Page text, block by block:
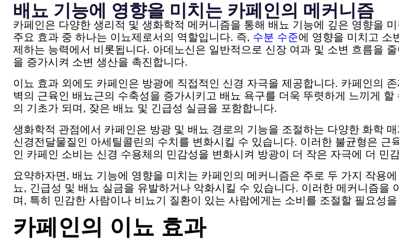
배뇨 기능에 영향을 미치는 카페인의 메커니즘
카페인은 다양한 생리적 및 생화학적 메커니즘을 통해 배뇨 기능에 깊은 영향을
주요 효과 중 하나는 이뇨제로서의 역할입니다. 즉, 수분 수준에 영향을 미치고 소
제하는 능력에서 비롯됩니다. 아데노신은 일반적으로 신장 여과 및 소변 흐름을
을 증가시켜 소변 생산을 촉진합니다.
이뇨 효과 외에도 카페인은 방광에 직접적인 신경 자극을 제공합니다. 카페인의
벽의 근육인 배뇨근의 수축성을 증가시키고 배뇨 욕구를 더욱 뚜렷하게 느끼게
의 기초가 되며, 잦은 배뇨 및 긴급성 실금을 포함합니다.
생화학적 관점에서 카페인은 방광 및 배뇨 경로의 기능을 조절하는 다양한 화학
신경전달물질인 아세틸콜린의 수치를 변화시킬 수 있습니다. 이러한 불균형은
인 카페인 소비는 신경 수용체의 민감성을 변화시켜 방광이 더 작은 자극에 더 민
요약하자면, 배뇨 기능에 영향을 미치는 카페인의 메커니즘은 주로 두 가지 작용
뇨, 긴급성 및 배뇨 실금을 유발하거나 악화시킬 수 있습니다. 이러한 메커니즘을
며, 특히 민감한 사람이나 비뇨기 질환이 있는 사람에게는 소비를 조절할 필요성
카페인의 이뇨 효과